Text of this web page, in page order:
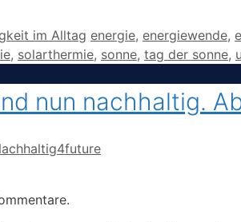
im Alltag Schlagwörter
energie, energiewende,
, solarthermie, sonne, tag der sonne,
nun nachhaltig.